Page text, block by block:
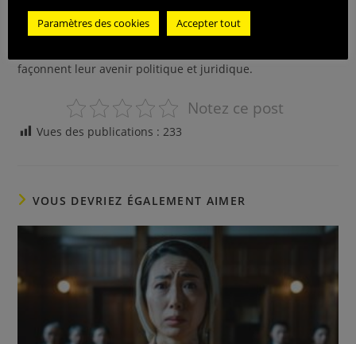
judiciaire et politique en France est plus que jamais
d’actualité. Les citoyens sont invités à suivre de près ces
façonnent leur avenir politique et juridique.
Notez ce post
Vues des publications : 233
VOUS DEVRIEZ ÉGALEMENT AIMER
Paramètres des cookies Accepter tout